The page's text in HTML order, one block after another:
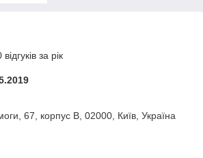
за рік
67, корпус В, 02000, Київ, Україна